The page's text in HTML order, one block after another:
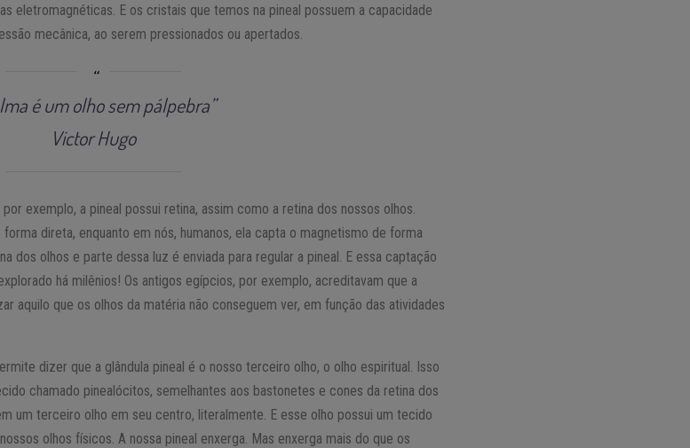
eletromagnéticas. E os cristais que temos na pineal possuem a capacidade
mecânica, ao serem pressionados ou apertados.
é um olho sem pálpebra”
Victor Hugo
exemplo, a pineal possui retina, assim como a retina dos nossos olhos.
direta, enquanto em nós, humanos, ela capta o magnetismo de forma
dos olhos e parte dessa luz é enviada para regular a pineal. E essa captação
há milênios! Os antigos egípcios, por exemplo, acreditavam que a
aquilo que os olhos da matéria não conseguem ver, em função das atividades
dizer que a glândula pineal é o nosso terceiro olho, o olho espiritual. Isso
chamado pinealócitos, semelhantes aos bastonetes e cones da retina dos
um terceiro olho em seu centro, literalmente. E esse olho possui um tecido
olhos físicos. A nossa pineal enxerga. Mas enxerga mais do que os